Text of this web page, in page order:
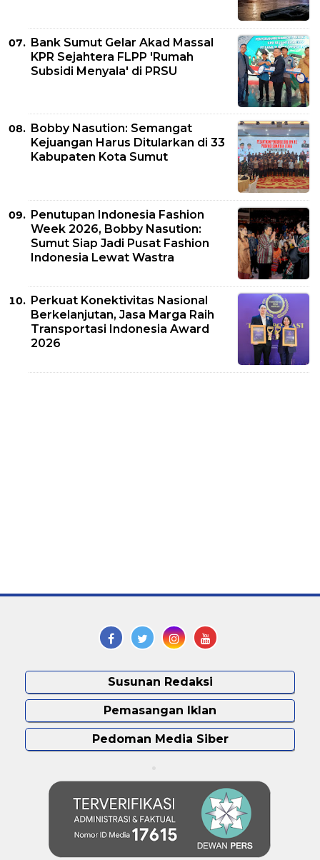
Bank Sumut Gelar Akad Massal
KPR Sejahtera FLPP 'Rumah
Subsidi Menyala' di PRSU
Bobby Nasution: Semangat
Kejuangan Harus Ditularkan di 33
Kabupaten Kota Sumut
Penutupan Indonesia Fashion
Week 2026, Bobby Nasution:
Sumut Siap Jadi Pusat Fashion
Indonesia Lewat Wastra
Perkuat Konektivitas Nasional
Berkelanjutan, Jasa Marga Raih
Transportasi Indonesia Award
2026
Susunan Redaksi
Pemasangan Iklan
Pedoman Media Siber